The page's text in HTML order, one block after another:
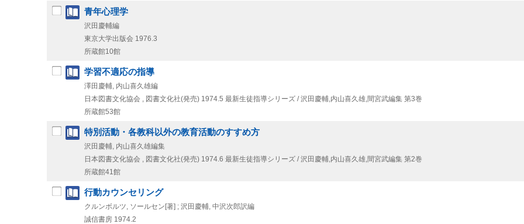
青年心理学
沢田慶輔編
東京大学出版会 1976.3
所蔵館10館
学習不適応の指導
澤田慶輔, 内山喜久雄編
日本図書文化協会 , 図書文化社(発売) 1974.5 最新生徒指導シリーズ / 沢田慶輔, 内山喜久雄, 間宮武編集 第3巻
所蔵館53館
特別活動・各教科以外の教育活動のすすめ方
沢田慶輔, 内山喜久雄編集
日本図書文化協会 , 図書文化社(発売) 1974.6 最新生徒指導シリーズ / 沢田慶輔, 内山喜久雄, 間宮武編集 第2巻
所蔵館41館
行動カウンセリング
クルンボルツ, ソールセン[著] ; 沢田慶輔, 中沢次郎訳編
誠信書房 1974.2